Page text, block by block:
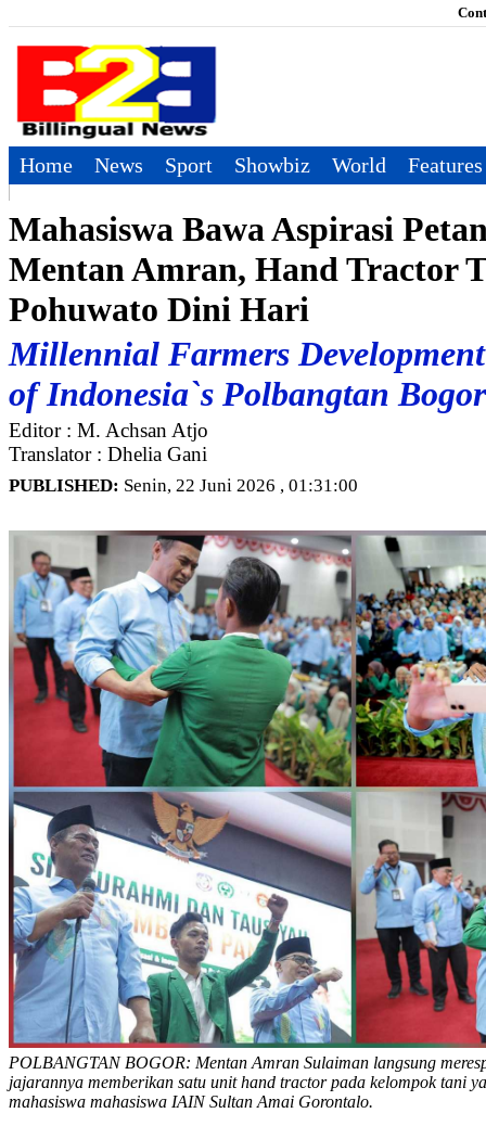
Home News Sport Showbiz World Features
Mahasiswa Bawa Aspirasi
Mentan Amran, Hand Tractor
Pohuwato Dini Hari
Millennial Farmers
of Indonesia`s Polbangtan Bogor
Editor : M. Achsan Atjo
Translator : Dhelia Gani
PUBLISHED: Senin, 22 Juni 2026 , 01:31:00
POLBANGTAN BOGOR: Mentan Amran Sulaiman langsung
jajarannya memberikan satu unit hand tractor pada kelompok tani
mahasiswa mahasiswa IAIN Sultan Amai Gorontalo.